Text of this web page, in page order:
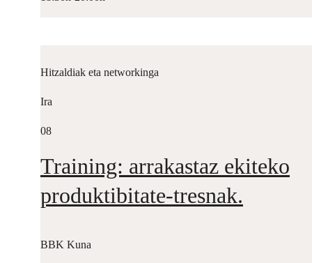
Hitzaldiak eta networkinga
Ira
08
Training: arrakastaz ekiteko
produktibitate-tresnak.
BBK Kuna